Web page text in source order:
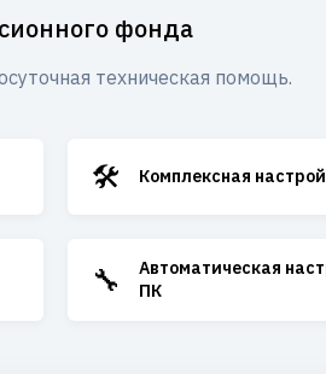
фонда
техническая помощь.
🛠️ Комплексная
🔧
Автоматическая
ПК